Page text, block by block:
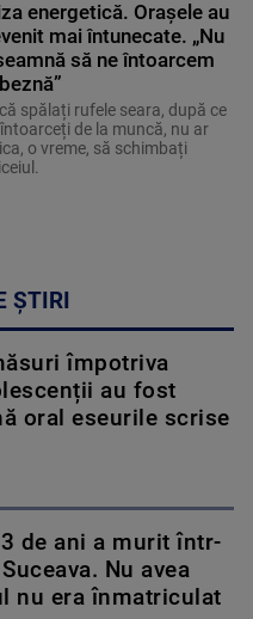
energetică. Orașele au
mai întunecate. „Nu
să ne întoarcem
spălați rufele seara, după ce
de la muncă, nu ar
o vreme, să schimbați
ȘTIRI
împotriva
au fost
oral eseurile scrise
de ani a murit într-
Nu avea
nu era înmatriculat